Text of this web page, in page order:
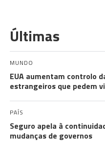
Últimas
MUNDO
EUA aumentam controlo
estrangeiros que pedem
PAÍS
Seguro apela à
mudanças de governos